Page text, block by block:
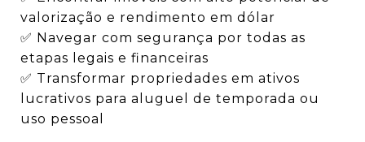
valorização e rendimento em dólar
✅ Navegar com segurança por todas as
etapas legais e financeiras
✅ Transformar propriedades em ativos
lucrativos para aluguel de temporada ou
uso pessoal